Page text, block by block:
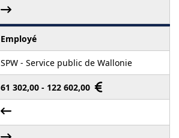
Employé
SPW - Service public de Wallonie
61 302,00 - 122 602,00